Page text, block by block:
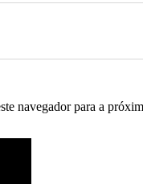
navegador para a